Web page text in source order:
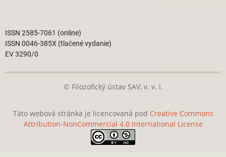
ISSN 2585-7061 (online)
ISSN 0046-385X (tlačené vydanie)
EV 3290/0
© Filozofický ústav SAV, v. v. i.
Táto webová stránka je licencovaná pod Creative Commons
Attribution-NonCommercial 4.0 International License